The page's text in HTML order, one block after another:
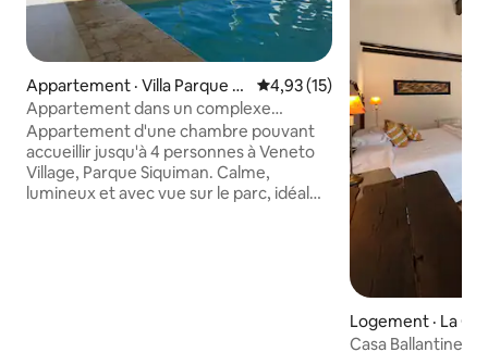
Appartement · Villa Parque Sí
quiman
Note moyenne de 4,93 sur 5,
4,93 (15)
Appartement dans un complexe
hôtelier avec piscine chauffée
Appartement d'une chambre pouvant
accueillir jusqu'à 4 personnes à Veneto
Village, Parque Siquiman. Calme,
lumineux et avec vue sur le parc, idéal
Logement · La